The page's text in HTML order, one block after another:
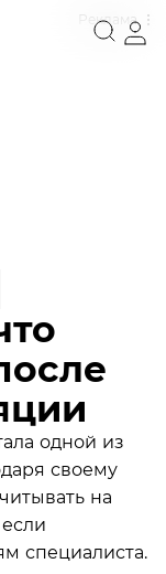
Реклама
одной из
своему
на
специалиста.